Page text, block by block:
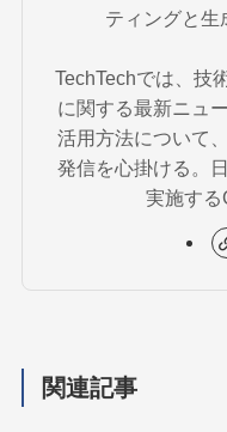
ティングと生
TechTechでは、技
に関する最新ニュ
活用方法について
発信を心掛ける。
実施する
関連記事